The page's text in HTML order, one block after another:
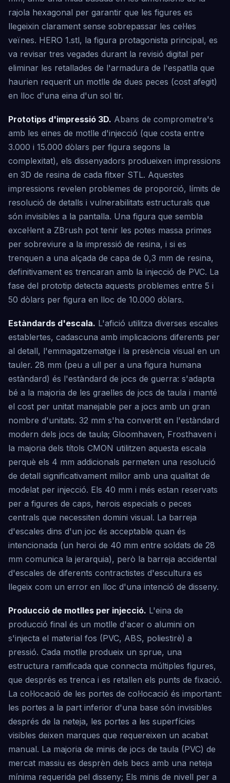
rajola hexagonal per garantir que les figures es
llegeixin clarament sense sobrepassar les cel·les
veïnes. HERO 1.stl, la figura protagonista principal, es
va revisar tres vegades durant la revisió digital per
eliminar les retallades de l'armadura de l'espatlla que
haurien requerit un motlle de dues peces (cost afegit)
en lloc d'una eina d'un sol tir.
Prototips d'impressió 3D. Abans de comprometre's
amb les eines de motlle d'injecció (que costa entre
3.000 i 15.000 dòlars per figura segons la
complexitat), els dissenyadors produeixen impressions
en 3D de resina de cada fitxer STL. Aquestes
impressions revelen problemes de proporció, límits de
resolució de detalls i vulnerabilitats estructurals que
són invisibles a la pantalla. Una figura que sembla
excel·lent a ZBrush pot tenir les potes massa primes
per sobreviure a la impressió de resina, i si es
trenquen a una alçada de capa de 0,3 mm de resina,
definitivament es trencaran amb la injecció de PVC. La
fase del prototip detecta aquests problemes entre 5 i
50 dòlars per figura en lloc de 10.000 dòlars.
Estàndards d'escala. L'afició utilitza diverses escales
establertes, cadascuna amb implicacions diferents per
al detall, l'emmagatzematge i la presència visual en un
tauler. 28 mm (peu a ull per a una figura humana
estàndard) és l'estàndard de jocs de guerra: s'adapta
bé a la majoria de les graelles de jocs de taula i manté
el cost per unitat manejable per a jocs amb un gran
nombre d'unitats. 32 mm s'ha convertit en l'estàndard
modern dels jocs de taula; Gloomhaven, Frosthaven i
la majoria dels títols CMON utilitzen aquesta escala
perquè els 4 mm addicionals permeten una resolució
de detall significativament millor amb una qualitat de
modelat per injecció. Els 40 mm i més estan reservats
per a figures de caps, herois especials o peces
centrals que necessiten domini visual. La barreja
d'escales dins d'un joc és acceptable quan és
intencionada (un heroi de 40 mm entre soldats de 28
mm comunica la jerarquia), però la barreja accidental
d'escales de diferents contractistes d'escultura es
llegeix com un error en lloc d'una intenció de disseny.
Producció de motlles per injecció. L'eina de
producció final és un motlle d'acer o alumini on
s'injecta el material fos (PVC, ABS, poliestirè) a
pressió. Cada motlle produeix un sprue, una
estructura ramificada que connecta múltiples figures,
que després es trenca i es retallen els punts de fixació.
La col·locació de les portes de col·locació és important:
les portes a la part inferior d'una base són invisibles
després de la neteja, les portes a les superfícies
visibles deixen marques que requereixen un acabat
manual. La majoria de minis de jocs de taula (PVC) de
mercat massiu es desprèn dels becs amb una neteja
mínima requerida pel disseny; Els minis de nivell per a